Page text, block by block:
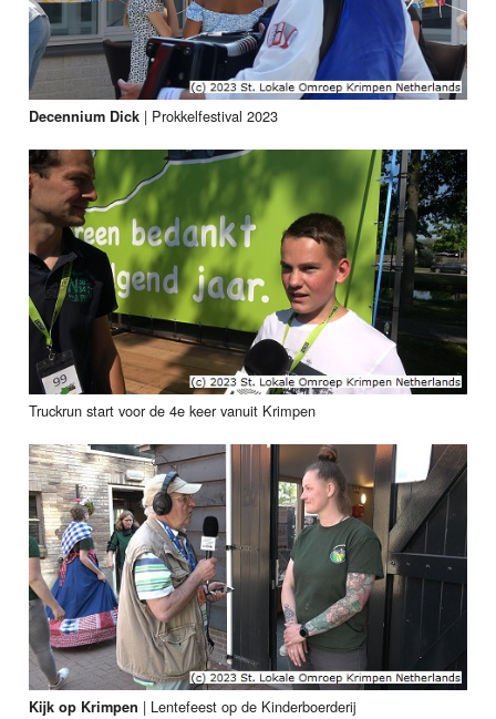
Decennium Dick | Prokkelfestival 2023
Truckrun start voor de 4e keer vanuit Krimpen
Kijk op Krimpen | Lentefeest op de Kinderboerderij